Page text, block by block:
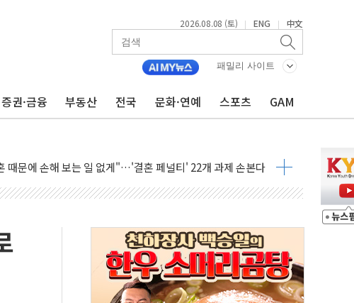
2026.08.08 (토) | ENG | 中文
패밀리 사이트
증권·금융 부동산 전국 문화·연예 스포츠 GAM
금융일정(8.10~8.14)
전략 만지작…공습 한계·탄약 부족 현실화
참변…60대 환경미화원 수거차에 치여 사망
가서 흉기 난동…60대 남성 2명 숨져
해상서 모터보트 전복…1명 사망·1명 실종
' 피해자 기림의 날 참석..."국제적 시민 연대로 목소리 내야"
어머니 흉기 살해 10대 아들 체포
석에 '뻔뻔' 받아친 정청래…제주 연설서 신경전 고조
개편 재검토 지시…與 "적극 환영"·野 "졸속 국정"
상 풍랑주의보…10일까지 최대 3.5m 높은 물결